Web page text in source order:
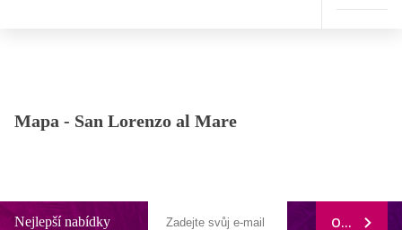
Mapa - San Lorenzo al Mare
Nejlepší nabídky ODEBÍRAT